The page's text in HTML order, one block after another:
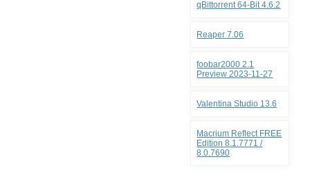
qBittorrent 64-Bit 4.6.2
Reaper 7.06
foobar2000 2.1
Preview 2023-11-27
Valentina Studio 13.6
Macrium Reflect FREE
Edition 8.1.7771 /
8.0.7690